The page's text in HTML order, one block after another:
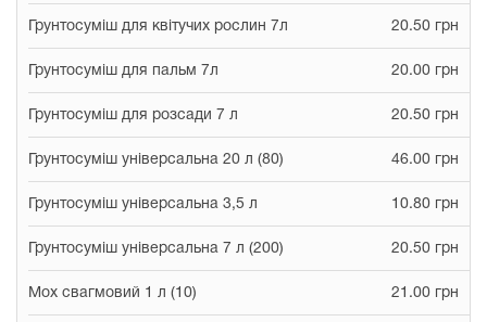
Грунтосуміш для квітучих рослин 7л 20.50 грн
Грунтосуміш для пальм 7л 20.00 грн
Грунтосуміш для розсади 7 л 20.50 грн
Грунтосуміш універсальна 20 л (80) 46.00 грн
Грунтосуміш універсальна 3,5 л 10.80 грн
Грунтосуміш універсальна 7 л (200) 20.50 грн
Мох свагмовий 1 л (10) 21.00 грн